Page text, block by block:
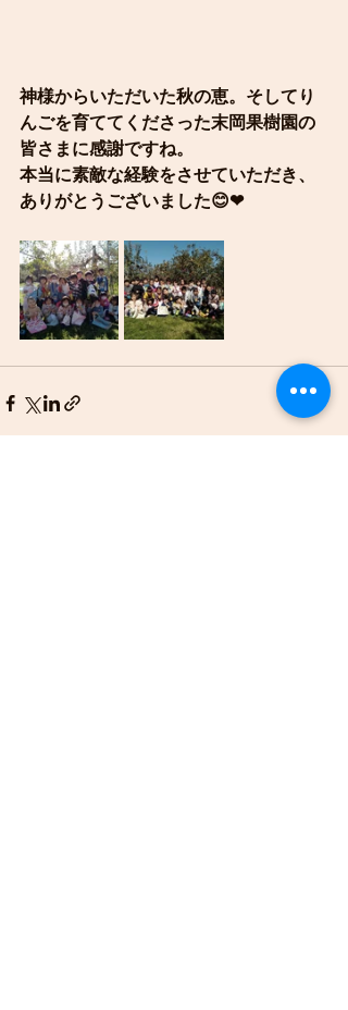
神様からいただいた秋の恵。そしてり
んごを育ててくださった末岡果樹園の
皆さまに感謝ですね。
本当に素敵な経験をさせていただき、
ありがとうございました😊❤